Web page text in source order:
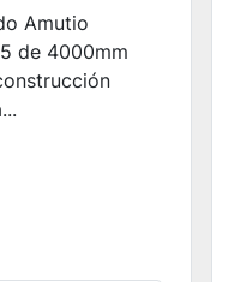
Amutio
de 4000mm